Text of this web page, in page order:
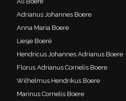
Adrianus Johannes Boere
Anna Maria Boere
Liesje Boeré
Hendricus Johannes Adrianus Boere
Florus Adrianus Cornelis Boere
Wilhelmus Hendrikus Boere
Marinus Cornelis Boere